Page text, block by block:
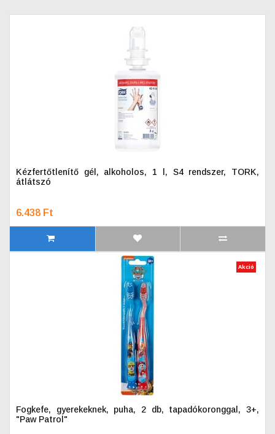
Kézfertőtlenítő gél, alkoholos, 1 l, S4 rendszer, TORK,
átlátszó
6.438 Ft
Akció
Fogkefe, gyerekeknek, puha, 2 db, tapadókoronggal, 3+,
"Paw Patrol"